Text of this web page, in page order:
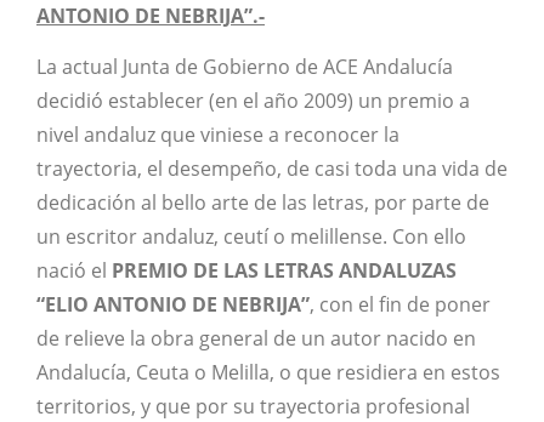
ANTONIO DE NEBRIJA”.-
La actual Junta de Gobierno de ACE Andalucía
decidió establecer (en el año 2009) un premio a
nivel andaluz que viniese a reconocer la
trayectoria, el desempeño, de casi toda una vida de
dedicación al bello arte de las letras, por parte de
un escritor andaluz, ceutí o melillense. Con ello
nació el PREMIO DE LAS LETRAS ANDALUZAS
“ELIO ANTONIO DE NEBRIJA”, con el fin de poner
de relieve la obra general de un autor nacido en
Andalucía, Ceuta o Melilla, o que residiera en estos
territorios, y que por su trayectoria profesional